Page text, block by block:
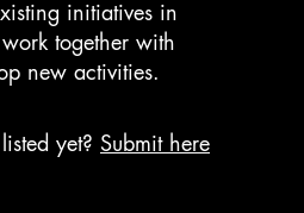
initiatives in
together with
new activities.
yet? Submit here